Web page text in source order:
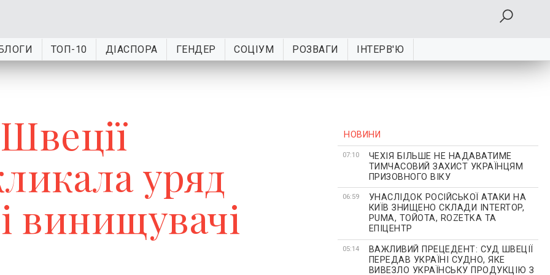
ТОП-10 ДІАСПОРА ГЕНДЕР СОЦІУМ РОЗВАГИ ІНТЕРВ'Ю
уряд
винищувачі
НОВИНИ
07:10
ЧЕХІЯ БІЛЬШЕ НЕ НАДАВАТИМЕ
ТИМЧАСОВИЙ ЗАХИСТ УКРАЇНЦЯМ
ПРИЗОВНОГО ВІКУ
06:59
УНАСЛІДОК РОСІЙСЬКОЇ АТАКИ НА
КИЇВ ЗНИЩЕНО СКЛАДИ INTERTOP,
PUMA, ТОЙОТА, ROZETKA ТА
ЕПІЦЕНТР
05:14
ВАЖЛИВИЙ ПРЕЦЕДЕНТ: СУД ШВЕЦІЇ
ПЕРЕДАВ УКРАЇНІ СУДНО, ЯКЕ
ВИВЕЗЛО УКРАЇНСЬКУ ПРОДУКЦІЮ З